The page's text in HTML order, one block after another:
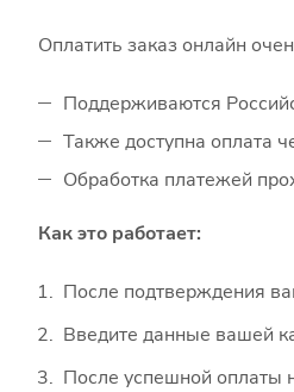
Оплатить заказ онлайн
Поддерживаются
Также доступна оплата
Обработка платежей
Как это работает:
После подтверждения
Введите данные вашей
После успешной оплаты